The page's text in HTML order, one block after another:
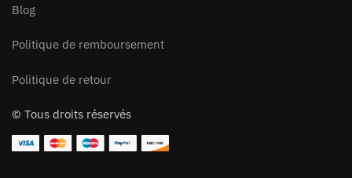
Blog
Politique de remboursement
Politique de retour
© Tous droits réservés